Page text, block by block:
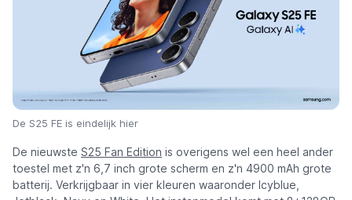
De S25 FE is eindelijk hier
De nieuwste S25 Fan Edition is overigens wel een heel ander
toestel met z'n 6,7 inch grote scherm en z'n 4900 mAh grote
batterij. Verkrijgbaar in vier kleuren waaronder Icyblue,